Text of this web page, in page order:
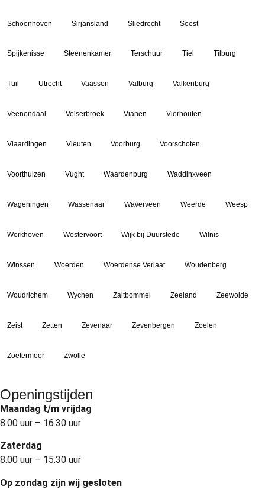
Schoonhoven Sirjansland Sliedrecht Soest
Spijkenisse Steenenkamer Terschuur Tiel Tilburg
Tuil Utrecht Vaassen Valburg Valkenburg
Veenendaal Velserbroek Vianen Vierhouten
Vlaardingen Vleuten Voorburg Voorschoten
Voorthuizen Vught Waardenburg Waddinxveen
Wageningen Wassenaar Waverveen Weerde Weesp
Werkhoven Westervoort Wijk bij Duurstede Wilnis
Winssen Woerden Woerdense Verlaat Woudenberg
Woudrichem Wychen Zaltbommel Zeeland Zeewolde
Zeist Zetten Zevenaar Zevenbergen Zoelen
Zoetermeer Zwolle
Openingstijden
Maandag t/m vrijdag
8.00 uur – 16.30 uur
Zaterdag
8.00 uur – 15.30 uur
Op zondag zijn wij gesloten